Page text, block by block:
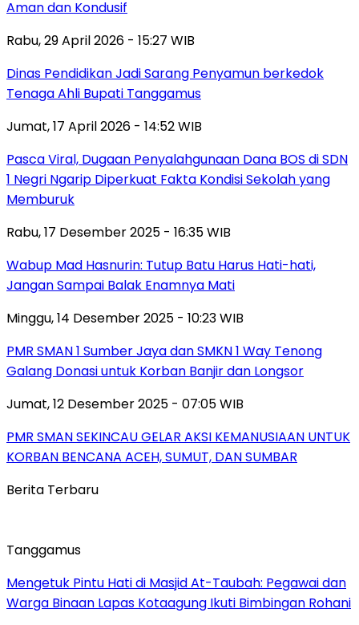
Aman dan Kondusif
Rabu, 29 April 2026 - 15:27 WIB
Dinas Pendidikan Jadi Sarang Penyamun berkedok
Tenaga Ahli Bupati Tanggamus
Jumat, 17 April 2026 - 14:52 WIB
Pasca Viral, Dugaan Penyalahgunaan Dana BOS di SDN
1 Negri Ngarip Diperkuat Fakta Kondisi Sekolah yang
Memburuk
Rabu, 17 Desember 2025 - 16:35 WIB
Wabup Mad Hasnurin: Tutup Batu Harus Hati-hati,
Jangan Sampai Balak Enamnya Mati
Minggu, 14 Desember 2025 - 10:23 WIB
PMR SMAN 1 Sumber Jaya dan SMKN 1 Way Tenong
Galang Donasi untuk Korban Banjir dan Longsor
Jumat, 12 Desember 2025 - 07:05 WIB
PMR SMAN SEKINCAU GELAR AKSI KEMANUSIAAN UNTUK
KORBAN BENCANA ACEH, SUMUT, DAN SUMBAR
Berita Terbaru
Tanggamus
Mengetuk Pintu Hati di Masjid At-Taubah: Pegawai dan
Warga Binaan Lapas Kotaagung Ikuti Bimbingan Rohani